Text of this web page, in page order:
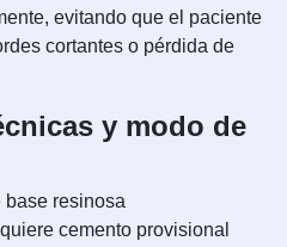
evitando que el paciente
cortantes o pérdida de
y modo de
resinosa
cemento provisional